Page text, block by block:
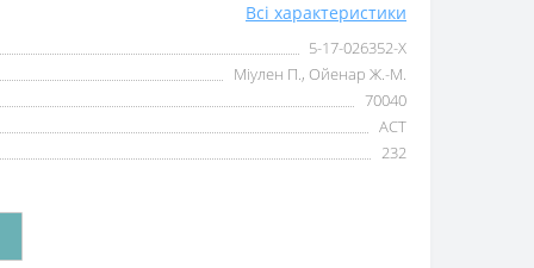
Всі характеристики
5-17-026352-Х
Міулен П., Ойенар Ж.-М.
70040
АСТ
232